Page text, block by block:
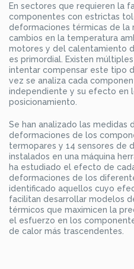
En sectores que requieren la
componentes con estrictas
deformaciones térmicas de la
cambios en la temperatura
motores y del calentamiento
es primordial. Existen
intentar compensar este tipo
vez se analiza cada
independiente y su efecto en
posicionamiento.
Se han analizado las medidas
deformaciones de los
termopares y 14 sensores de
instalados en una máquina
ha estudiado el efecto de
deformaciones de los
identificado aquellos cuyo
facilitan desarrollar modelos
térmicos que maximicen la
el esfuerzo en los
de calor más trascendentes.